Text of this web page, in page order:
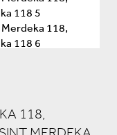
118,